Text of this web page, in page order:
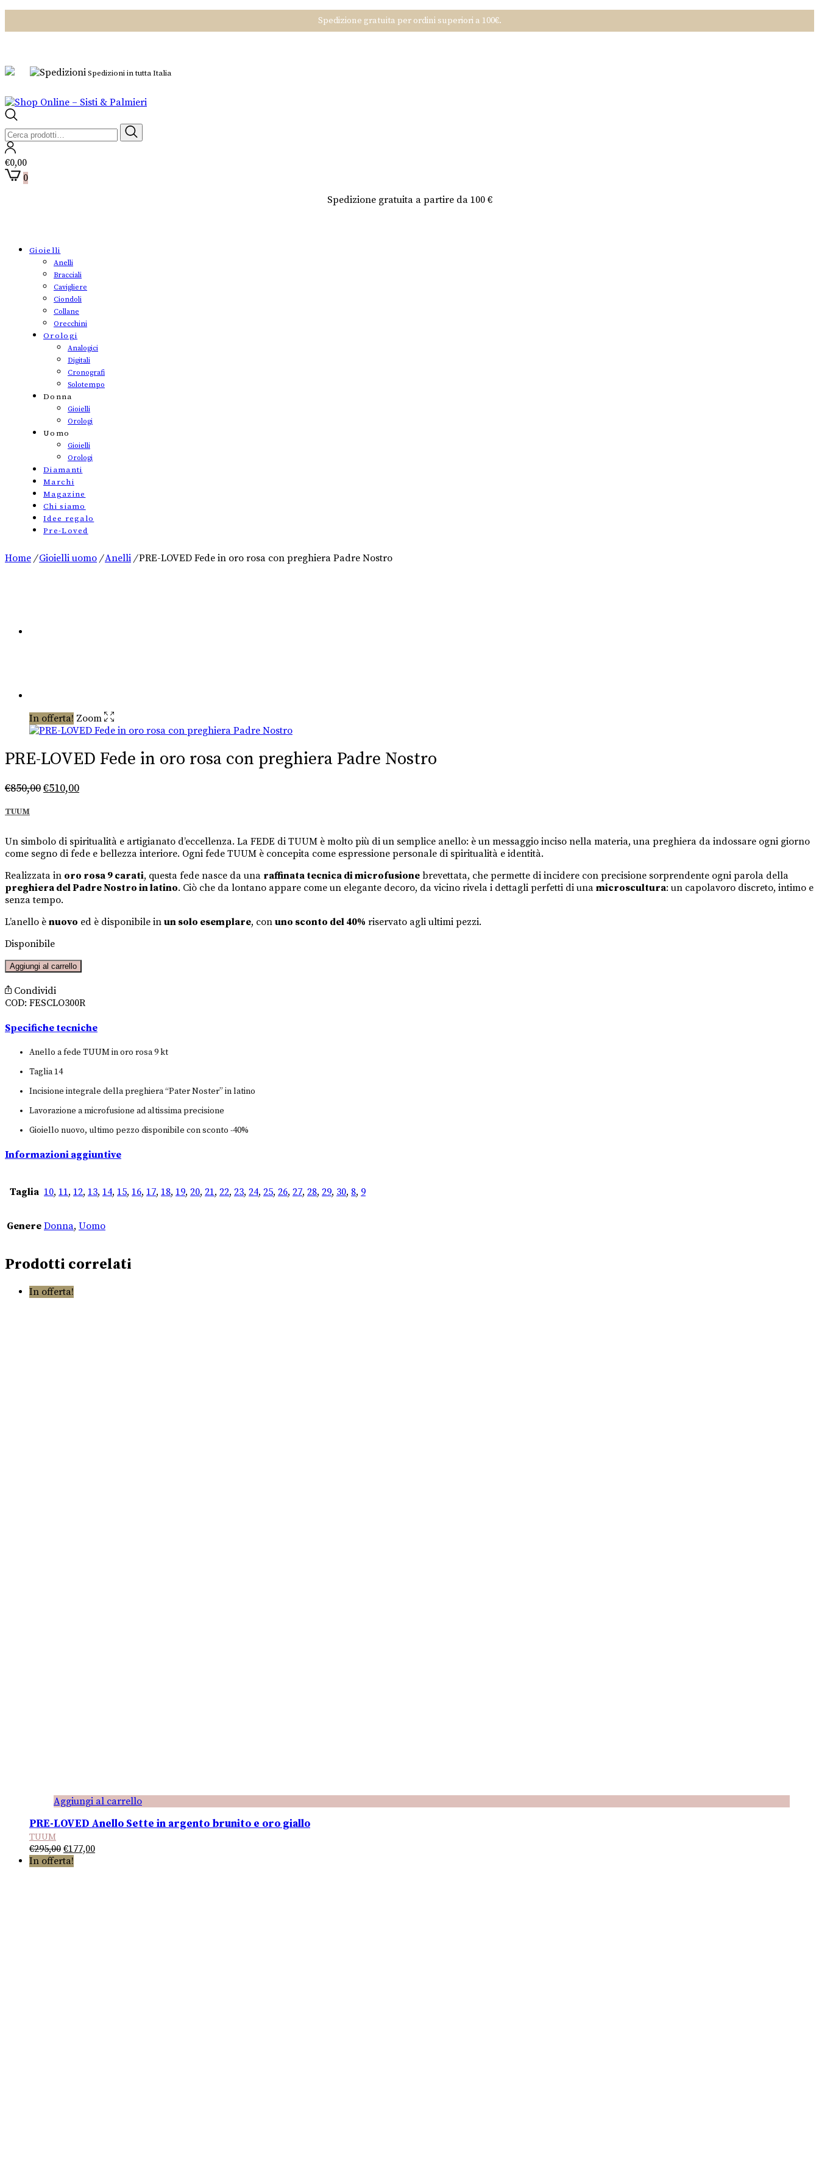
Spedizione gratuita per ordini superiori a 100€.
Spedizioni in tutta Italia
Cerca:
€0,00
0
Spedizione gratuita a partire da 100 €
Gioielli
Anelli
Bracciali
Cavigliere
Ciondoli
Collane
Orecchini
Orologi
Analogici
Digitali
Cronografi
Solotempo
Donna
Gioielli
Orologi
Uomo
Gioielli
Orologi
Diamanti
Marchi
Magazine
Chi siamo
Idee regalo
Pre-Loved
Home / Gioielli uomo / Anelli /PRE-LOVED Fede in oro rosa con preghiera Padre Nostro
In offerta! Zoom
PRE-LOVED Fede in oro rosa con preghiera Padre Nostro
€850,00 Il
prezzo
€850,00.
€510,00Il
€510,00.
TUUM
Un simbolo di spiritualità e artigianato d’eccellenza. La FEDE di TUUM è molto più di un semplice anello: è un messaggio inciso nella materia, una preghiera da indossare ogni giorno
come segno di fede e bellezza interiore. Ogni fede TUUM è concepita come espressione personale di spiritualità e identità.
Realizzata in oro rosa 9 carati, questa fede nasce da una raffinata tecnica di microfusione brevettata, che permette di incidere con precisione sorprendente ogni parola della
preghiera del Padre Nostro in latino. Ciò che da lontano appare come un elegante decoro, da vicino rivela i dettagli perfetti di una microscultura: un capolavoro discreto, intimo e
senza tempo.
L’anello è nuovo ed è disponibile in un solo esemplare, con uno sconto del 40% riservato agli ultimi pezzi.
Disponibile
PRE-
Fede
in
rosa
preghiera
Nostro
quantità
Aggiungi al carrello
Condividi
COD: FESCLO300R
Specifiche tecniche
Anello a fede TUUM in oro rosa 9 kt
Taglia 14
Incisione integrale della preghiera “Pater Noster” in latino
Lavorazione a microfusione ad altissima precisione
Gioiello nuovo, ultimo pezzo disponibile con sconto -40%
Informazioni aggiuntive
Taglia 10, 11, 12, 13, 14, 15, 16, 17, 18, 19, 20, 21, 22, 23, 24, 25, 26, 27, 28, 29, 30, 8, 9
Genere Donna, Uomo
Prodotti correlati
In offerta!
Aggiungi al carrello
PRE-LOVED Anello Sette in argento brunito e oro giallo
TUUM
€295,00 Il
prezzo
€177,00Il
In offerta!